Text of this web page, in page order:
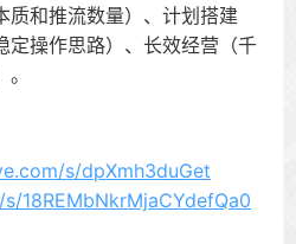
质和推流数量）、计划搭建
定操作思路）、长效经营（千
s/dpXmh3duGet
18REMbNkrMjaCYdefQa0